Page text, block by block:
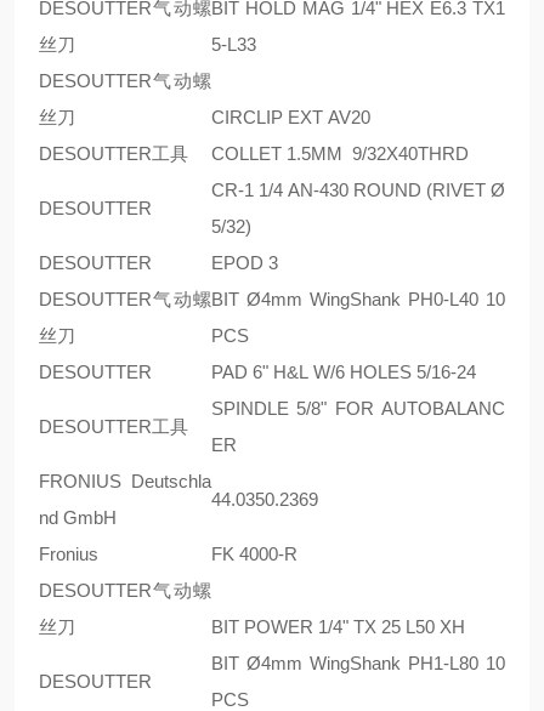
DESOUTTER气动螺
丝刀
BIT HOLD MAG 1/4" HEX E6.3 TX1
5-L33
DESOUTTER气动螺
丝刀
CIRCLIP EXT AV20
DESOUTTER工具
COLLET 1.5MM 9/32X40THRD
DESOUTTER
CR-1 1/4 AN-430 ROUND (RIVET Ø
5/32)
DESOUTTER
EPOD 3
DESOUTTER气动螺
丝刀
BIT Ø4mm WingShank PH0-L40 10
PCS
DESOUTTER
PAD 6" H&L W/6 HOLES 5/16-24
DESOUTTER工具
SPINDLE 5/8" FOR AUTOBALANC
ER
FRONIUS Deutschla
nd GmbH
44.0350.2369
Fronius
FK 4000-R
DESOUTTER气动螺
丝刀
BIT POWER 1/4" TX 25 L50 XH
DESOUTTER
BIT Ø4mm WingShank PH1-L80 10
PCS